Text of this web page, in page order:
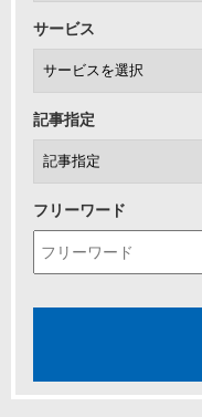
サービス
記事指定
フリーワード